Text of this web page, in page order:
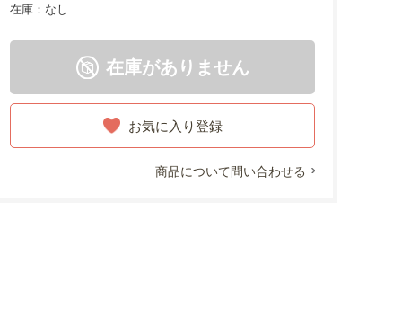
在庫： なし
在庫がありません
お気に入り登録
商品について問い合わせる